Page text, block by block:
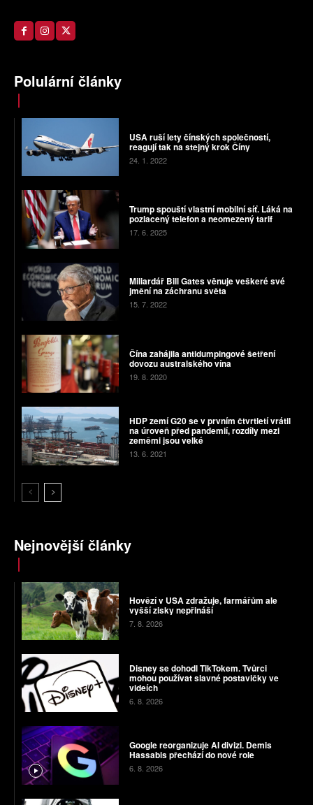
Polulární články
USA ruší lety čínských společností,
reagují tak na stejný krok Číny
24. 1. 2022
Trump spouští vlastní mobilní síť. Láká na
pozlacený telefon a neomezený tarif
17. 6. 2025
Miliardář Bill Gates věnuje veškeré své
jmění na záchranu světa
15. 7. 2022
Čína zahájila antidumpingové šetření
dovozu australského vína
19. 8. 2020
HDP zemí G20 se v prvním čtvrtletí vrátil
na úroveň před pandemií, rozdíly mezi
zeměmi jsou velké
13. 6. 2021
Nejnovější články
Hovězí v USA zdražuje, farmářům ale
vyšší zisky nepřináší
7. 8. 2026
Disney se dohodl TikTokem. Tvůrci
mohou používat slavné postavičky ve
videích
6. 8. 2026
Google reorganizuje AI divizi. Demis
Hassabis přechází do nové role
6. 8. 2026